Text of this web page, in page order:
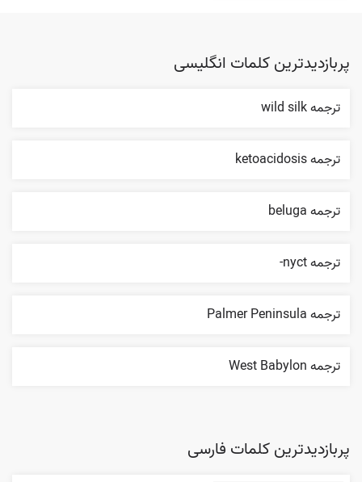
پربازدیدترین کلمات انگلیسی
ترجمه wild silk
ترجمه ketoacidosis
ترجمه beluga
ترجمه nyct-
ترجمه Palmer Peninsula
ترجمه West Babylon
پربازدیدترین کلمات فارسی